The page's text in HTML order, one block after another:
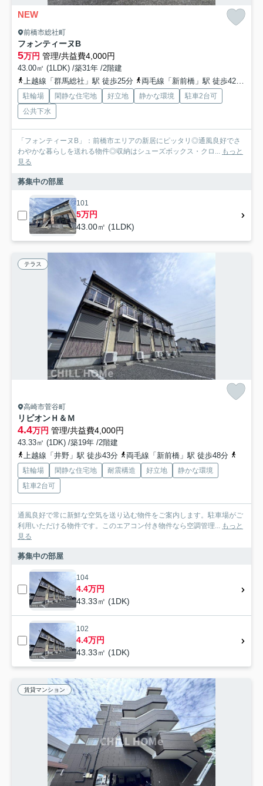
NEW
前橋市総社町
フォンティーヌB
5万円 管理/共益費4,000円
43.00㎡ (1LDK) /築31年 /2階建
上越線「群馬総社」駅 徒歩25分
両毛線「新前橋」駅 徒歩42分
駐輪場 閑静な住宅地 好立地 静かな環境
駐車2台可
公共下水
「フォンティーヌB」：前橋市エリアの新居にピッタリ◎通風良好でさ
わやかな暮らしを送れる物件◎収納はシューズボックス・クロ... もっと
見る
募集中の部屋
101
5万円
43.00㎡ (1LDK)
テラス
高崎市菅谷町
リビオンＨ＆Ｍ
4.4万円 管理/共益費4,000円
43.33㎡ (1DK) /築19年 /2階建
上越線「井野」駅 徒歩43分
両毛線「新前橋」駅 徒歩48分
駐輪場 閑静な住宅地 耐震構造 好立地
静かな環境
駐車2台可
通風良好で常に新鮮な空気を送り込む物件をご案内します。駐車場がご
利用いただける物件です。このエアコン付き物件なら空調管理...
もっと
見る
募集中の部屋
104
4.4万円
43.33㎡ (1DK)
102
4.4万円
43.33㎡ (1DK)
賃貸マンション